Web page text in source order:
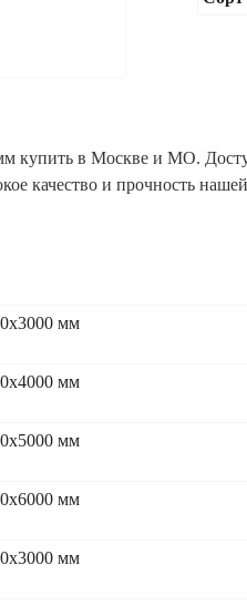
в Москве и МО.
качество и прочность
мм
мм
мм
мм
мм